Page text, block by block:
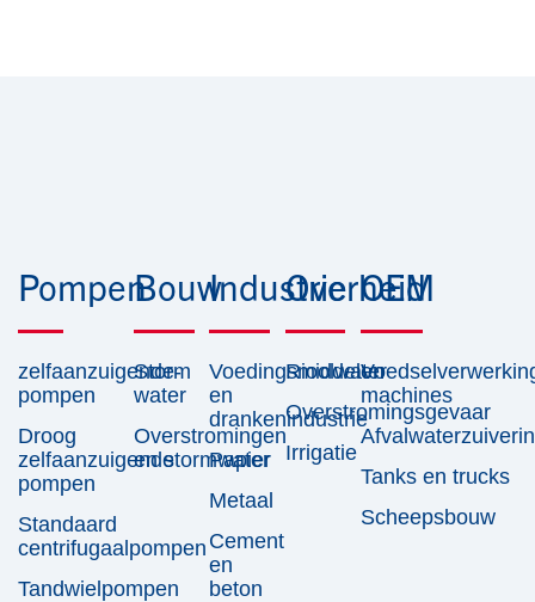
Pompen
zelfaanzuigende-
pompen
Droog
zelfaanzuigende
pompen
Standaard
centrifugaalpompen​
Tandwielpompen
Bouw
Storm
water
Overstromingen
en stormwater
Industrie
Voedingsmiddelen
en
drankenindustrie
Papier
Metaal
Cement
en
beton
Overheid
Rioolwater
Overstromingsgevaar
Irrigatie
OEM
machines
Tanks en trucks
Scheepsbouw